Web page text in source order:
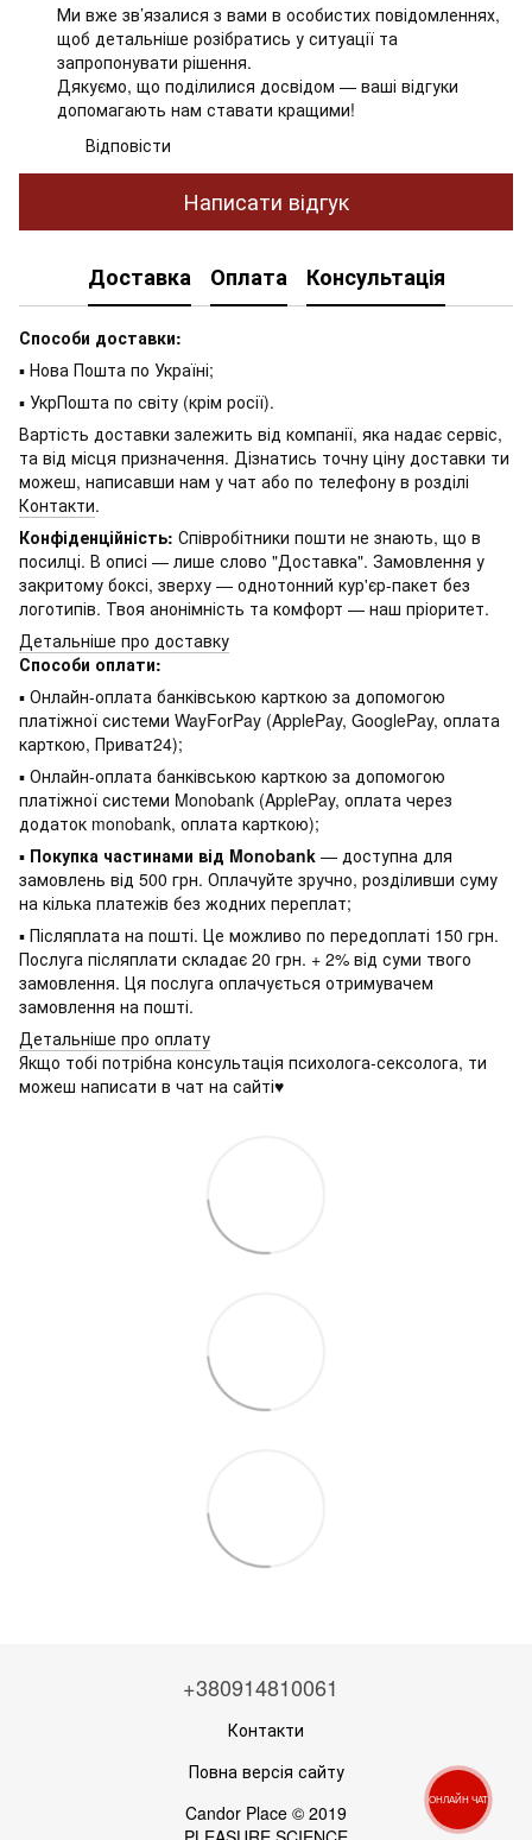
Ми вже зв’язалися з вами в особистих повідомленнях,
щоб детальніше розібратись у ситуації та
запропонувати рішення.
Дякуємо, що поділилися досвідом — ваші відгуки
допомагають нам ставати кращими!
Відповісти
Написати відгук
Доставка Оплата Консультація
Способи доставки:
▪ Нова Пошта по Україні;
▪ УкрПошта по світу (крім росії).
Вартість доставки залежить від компанії, яка надає сервіс,
та від місця призначення. Дізнатись точну ціну доставки ти
можеш, написавши нам у чат або по телефону в розділі
Контакти.
Конфіденційність: Співробітники пошти не знають, що в
посилці. В описі — лише слово "Доставка". Замовлення у
закритому боксі, зверху — однотонний кур'єр-пакет без
логотипів. Твоя анонімність та комфорт — наш пріоритет.
Детальніше про доставку
Способи оплати:
▪ Онлайн-оплата банківською карткою за допомогою
платіжної системи WayForPay (ApplePay, GooglePay, оплата
карткою, Приват24);
▪ Онлайн-оплата банківською карткою за допомогою
платіжної системи Monobank (ApplePay, оплата через
додаток monobank, оплата карткою);
▪ Покупка частинами від Monobank — доступна для
замовлень від 500 грн. Оплачуйте зручно, розділивши суму
на кілька платежів без жодних переплат;
▪ Післяплата на пошті. Це можливо по передоплаті 150 грн.
Послуга післяплати складає 20 грн. + 2% від суми твого
замовлення. Ця послуга оплачується отримувачем
замовлення на пошті.
Детальніше про оплату
Якщо тобі потрібна консультація психолога-сексолога, ти
можеш написати в чат на сайті♥
+380914810061
Контакти
Повна версія сайту
Candor Place © 2019
ОНЛАЙН ЧАТ